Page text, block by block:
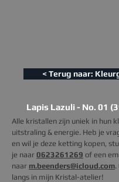
< Terug naar:
Lapis Lazuli - No. 01
Alle kristallen zijn uniek in hun
uitstraling & energie. Heb je
en wil je deze ketting kopen, s
je naar 0623261269 of een
naar m.beenders@icloud.com.
langs in mijn Kristal-atelier!